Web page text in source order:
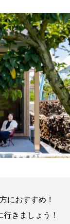
におすすめ！
きましょう！